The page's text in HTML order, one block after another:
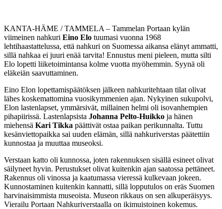
KANTA-HÄME / TAMMELA – Tammelan Portaan kylän
viimeinen nahkuri Eino Elo tuumasi vuonna 1968
lehtihaastattelussa, että nahkuri on Suomessa aikansa elänyt ammatti,
sillä nahkaa ei juuri enää tarvita! Ennustus meni pieleen, mutta silti
Elo lopetti liiketoimintansa kolme vuotta myöhemmin. Syynä oli
eläkeiän saavuttaminen.
Eino Elon lopettamispäätöksen jälkeen nahkuritehtaan tilat olivat
lähes koskemattomina vuosikymmenien ajan. Nykyinen sukupolvi,
Elon lastenlapset, ymmärsivät, millainen helmi oli isovanhempien
pihapiirissä. Lastenlapsista Johanna Pelto-Huikko ja hänen
miehensä Kari Tikka päättivät ostaa paikan perikunnalta. Tuttu
kesänviettopaikka sai uuden elämän, sillä nahkuriverstas päätettiin
kunnostaa ja muuttaa museoksi.
Verstaan katto oli kunnossa, joten rakennuksen sisällä esineet olivat
säilyneet hyvin. Perustukset olivat kuitenkin ajan saatossa pettäneet.
Rakennus oli vinossa ja kaatumassa vieressä kulkevaan jokeen.
Kunnostaminen kuitenkin kannatti, sillä lopputulos on eräs Suomen
harvinaisimmista museoista. Museon rikkaus on sen alkuperäisyys.
Vierailu Portaan Nahkuriverstaalla on ikimuistoinen kokemus.